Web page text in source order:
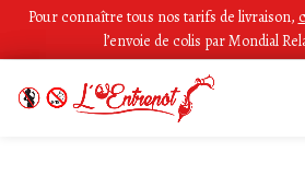
Pour connaître tous nos tarifs de livraison,
l’envoie de colis par Mondial